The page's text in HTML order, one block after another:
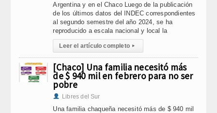
Argentina y en el Chaco Luego de la publicación
de los últimos datos del INDEC correspondientes
al segundo semestre del año 2024, se ha
reproducido a escala nacional y local la
Leer el artículo completo ▸
[Chaco] Una familia necesitó más
de $ 940 mil en febrero para no ser
pobre
Libres del Sur
Una familia chaqueña necesitó más de $ 940 mil